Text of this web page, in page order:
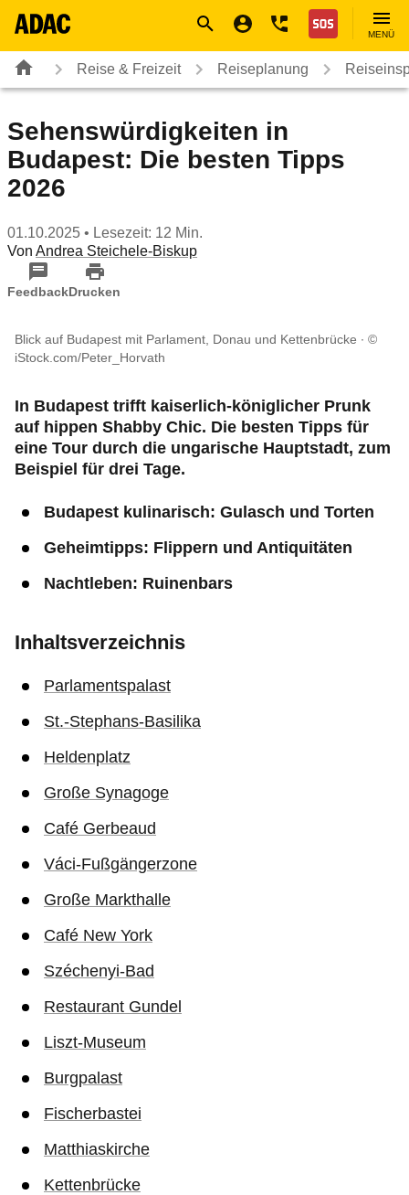
Nothilfe
MENÜ
Reise & Freizeit Reiseplanung
Sehenswürdigkeiten in
Budapest: Die besten Tipps
2026
01.10.2025 • Lesezeit: 12 Min.
Von Andrea Steichele-Biskup
FeedbackDrucken
Blick auf Budapest mit Parlament, Donau und Kettenbrücke
©
iStock.com/Peter_Horvath
In Budapest trifft kaiserlich-königlicher Prunk
auf hippen Shabby Chic. Die besten Tipps für
eine Tour durch die ungarische Hauptstadt, zum
Beispiel für drei Tage.
Budapest kulinarisch: Gulasch und Torten
Geheimtipps: Flippern und Antiquitäten
Nachtleben: Ruinenbars
Inhaltsverzeichnis
Parlamentspalast
St.-Stephans-Basilika
Heldenplatz
Große Synagoge
Café Gerbeaud
Váci-Fußgängerzone
Große Markthalle
Café New York
Széchenyi-Bad
Restaurant Gundel
Liszt-Museum
Burgpalast
Fischerbastei
Matthiaskirche
Kettenbrücke